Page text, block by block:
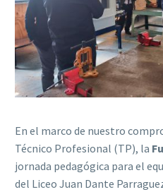
En el marco de nuestro
Técnico Profesional (TP), la
jornada pedagógica para el
del Liceo Juan Dante